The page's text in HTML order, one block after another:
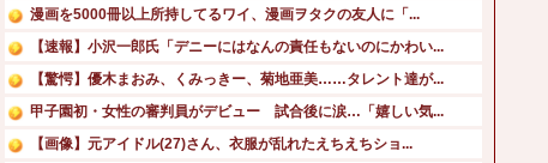
漫画を5000冊以上所持してるワイ、漫画ヲタクの友人に「...
【速報】小沢一郎氏「デニーにはなんの責任もないのにかわい...
【驚愕】優木まおみ、くみっきー、菊地亜美……タレント達が...
甲子園初・女性の審判員がデビュー 試合後に涙…「嬉しい気...
【画像】元アイドル(27)さん、衣服が乱れたえちえちショ...